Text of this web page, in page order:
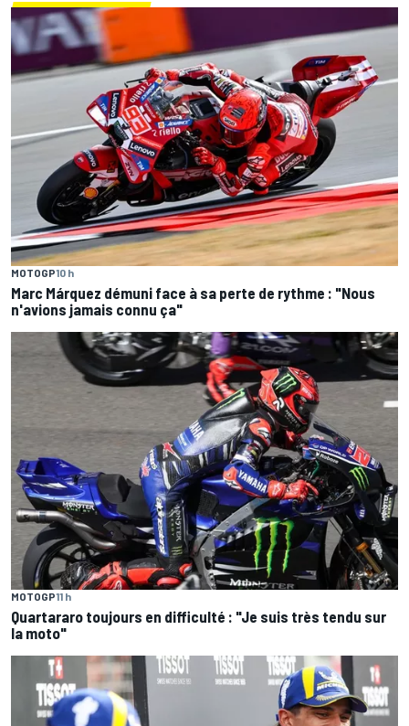
MOTOGP10 h
Marc Márquez démuni face à sa perte de rythme : "Nous
n'avions jamais connu ça"
MOTOGP11 h
Quartararo toujours en difficulté : "Je suis très tendu sur
la moto"